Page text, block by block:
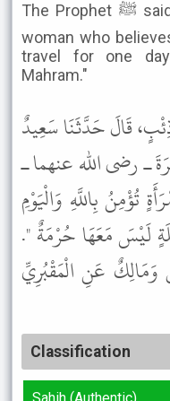
The Prophet ﷺ said, "It is not permissible for a
woman who
travel for one
Mahram."
قَالَ حَدَّثَنَا سَعِيدٌ
ـ رضى الله عنهما ـ
تُؤْمِنُ بِاللَّهِ وَالْيَوْمِ
لَيْسَ مَعَهَا حُرْمَةٌ ".
وَمَالِكٌ عَنِ الْمَقْبُرِيِّ
Classification